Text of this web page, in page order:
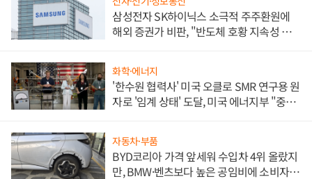
삼성전자 SK하이닉스 소극적 주주환원에
해외 증권가 비판, "반도체 호황 지속성 의
화학·에너지
'한수원 협력사' 미국 오클로 SMR 연구용 원
자로 '임계 상태' 도달, 미국 에너지부 "중요
자동차·부품
BYD코리아 가격 앞세워 수입차 4위 올랐지
만, BMW·벤츠보다 높은 공임비에 소비자